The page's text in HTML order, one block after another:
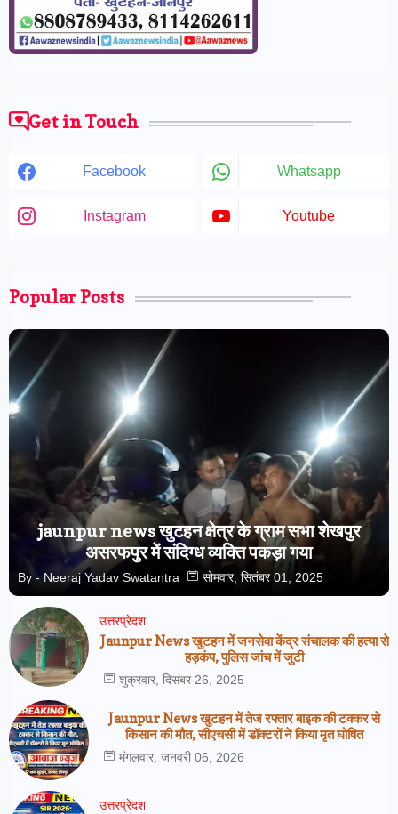
Get in Touch
Facebook Whatsapp
Instagram Youtube
Popular Posts
jaunpur news खुटहन क्षेत्र के ग्राम सभा शेखपुर
असरफपुर में संदिग्ध व्यक्ति पकड़ा गया
By - Neeraj Yadav Swatantra सोमवार, सितंबर 01, 2025
उत्तरप्रेदश
Jaunpur News खुटहन में जनसेवा केंद्र संचालक की हत्या से
हड़कंप, पुलिस जांच में जुटी
शुक्रवार, दिसंबर 26, 2025
Jaunpur News खुटहन में तेज रफ्तार बाइक की टक्कर से
किसान की मौत, सीएचसी में डॉक्टरों ने किया मृत घोषित
मंगलवार, जनवरी 06, 2026
उत्तरप्रेदश